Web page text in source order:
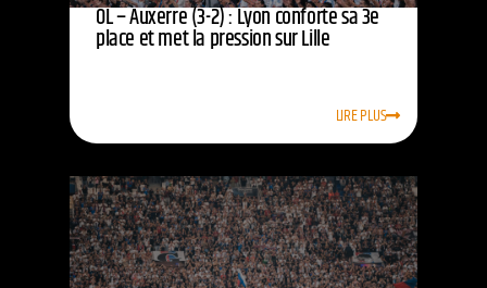
OL – Auxerre (3-2) : Lyon conforte sa 3e
place et met la pression sur Lille
LIRE PLUS